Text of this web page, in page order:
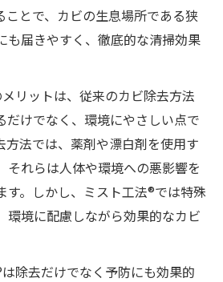
ことで、カビの生息場所である狭
も届きやすく、徹底的な清掃効果
リットは、従来のカビ除去方法
だけでなく、環境にやさしい点で
方法では、薬剤や漂白剤を使用す
それらは人体や環境への悪影響を
す。しかし、ミスト工法®では特殊
環境に配慮しながら効果的なカビ
除去だけでなく予防にも効果的